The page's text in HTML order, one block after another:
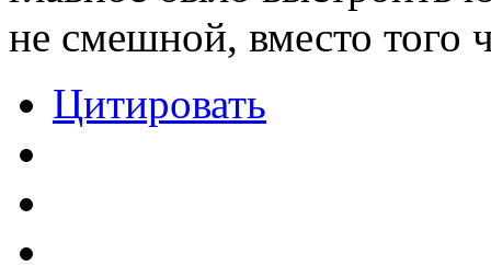
не смешной, вместо того
Цитировать